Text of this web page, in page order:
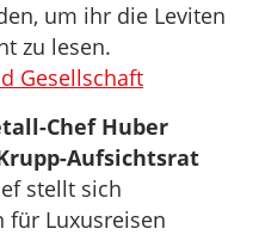
um ihr die Leviten
zu lesen.
Gesellschaft
Chef Huber
Aufsichtsrat
stellt sich
für Luxusreisen